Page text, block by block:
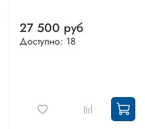
27 500 руб
Доступно: 18